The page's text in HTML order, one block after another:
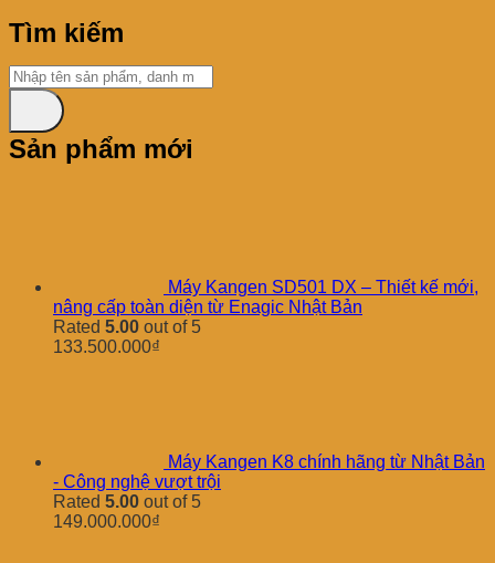
Tìm kiếm
Sản phẩm mới
Máy Kangen SD501 DX – Thiết kế mới,
nâng cấp toàn diện từ Enagic Nhật Bản
Rated 5.00 out of 5
133.500.000₫
Máy Kangen K8 chính hãng từ Nhật Bản
- Công nghệ vượt trội
Rated 5.00 out of 5
149.000.000₫